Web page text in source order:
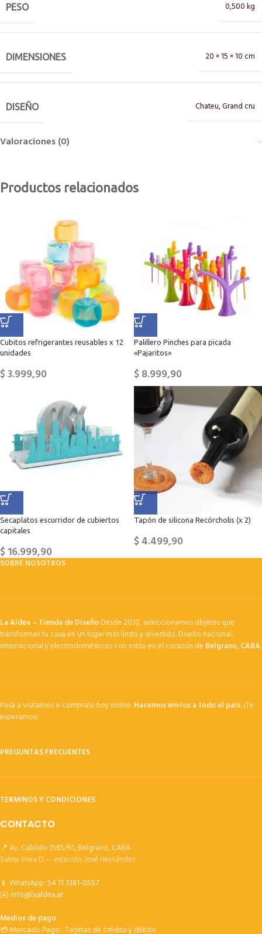
PESO 0,500 kg
DIMENSIONES 20 × 15 × 10 cm
DISEÑO Chateu,Grand cru
Valoraciones (0)
Productos relacionados
Cubitos refrigerantes reusables x 12
unidades
$3.999,90
Palillero Pinches para picada
«Pajaritos»
$8.999,90
Secaplatos escurridor de cubiertos
capitales
$16.999,90
Tapón de silicona Recórcholis (x 2)
$4.499,90
SOBRE NOSOTROS
La Aldea – Tienda de DiseñoDesde 2010, seleccionamos objetos que
transforman tu casa en un lugar más lindo y divertido. Diseño nacional,
internacional y electrodomésticos con estilo en el corazón de Belgrano, CABA.
Pasá a visitarnos o compralo hoy online.Hacemos envíos a todo el país.¡Te
esperamos!
PREGUNTAS FRECUENTES
TERMINOS Y CONDICIONES
CONTACTO
📍 Av. Cabildo 1565/61, Belgrano, CABA
Subte línea D — estación José Hernández
📱 WhatsApp:54 11 3381-0557
✉️info@laaldea.ar
Medios de pago
💳 Mercado Pago · Tarjetas de crédito y débito